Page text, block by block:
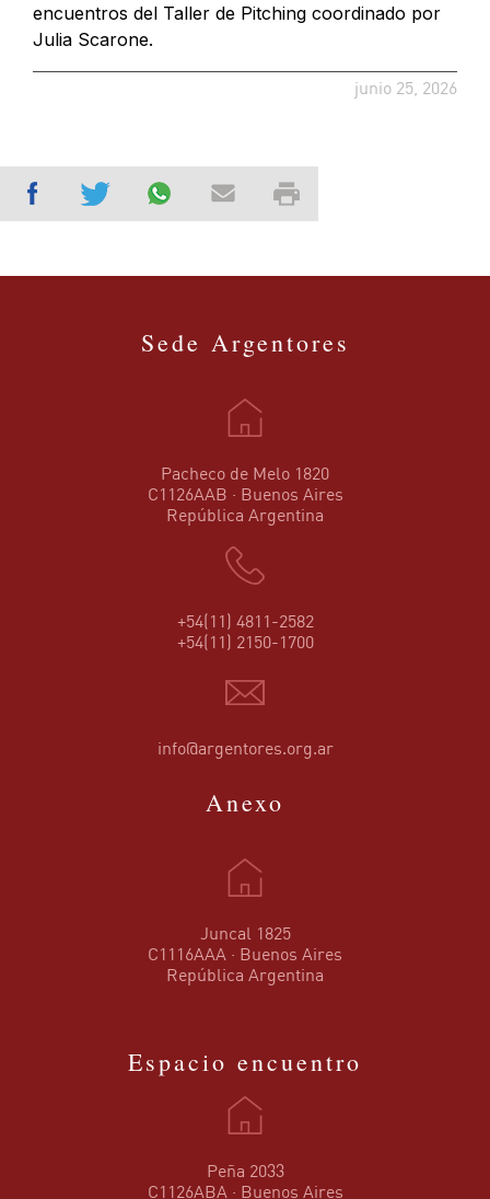
encuentros del Taller de Pitching coordinado por
Julia Scarone.
junio 25, 2026
Sede Argentores
Pacheco de Melo 1820
C1126AAB · Buenos Aires
República Argentina
+54(11) 4811-2582
+54(11) 2150-1700
info@argentores.org.ar
Anexo
Juncal 1825
C1116AAA · Buenos Aires
República Argentina
Espacio encuentro
Peña 2033
C1126ABA · Buenos Aires